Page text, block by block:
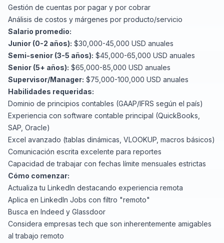
Gestión de cuentas por pagar y por cobrar
Análisis de costos y márgenes por producto/servicio
Salario promedio:
Junior (0-2 años): $30,000-45,000 USD anuales
Semi-senior (3-5 años): $45,000-65,000 USD anuales
Senior (5+ años): $65,000-85,000 USD anuales
Supervisor/Manager: $75,000-100,000 USD anuales
Habilidades requeridas:
Dominio de principios contables (GAAP/IFRS según el país)
Experiencia con software contable principal (QuickBooks,
SAP, Oracle)
Excel avanzado (tablas dinámicas, VLOOKUP, macros básicos)
Comunicación escrita excelente para reportes
Capacidad de trabajar con fechas límite mensuales estrictas
Cómo comenzar:
Actualiza tu LinkedIn destacando experiencia remota
Aplica en LinkedIn Jobs con filtro "remoto"
Busca en Indeed y Glassdoor
Considera empresas tech que son inherentemente amigables
al trabajo remoto